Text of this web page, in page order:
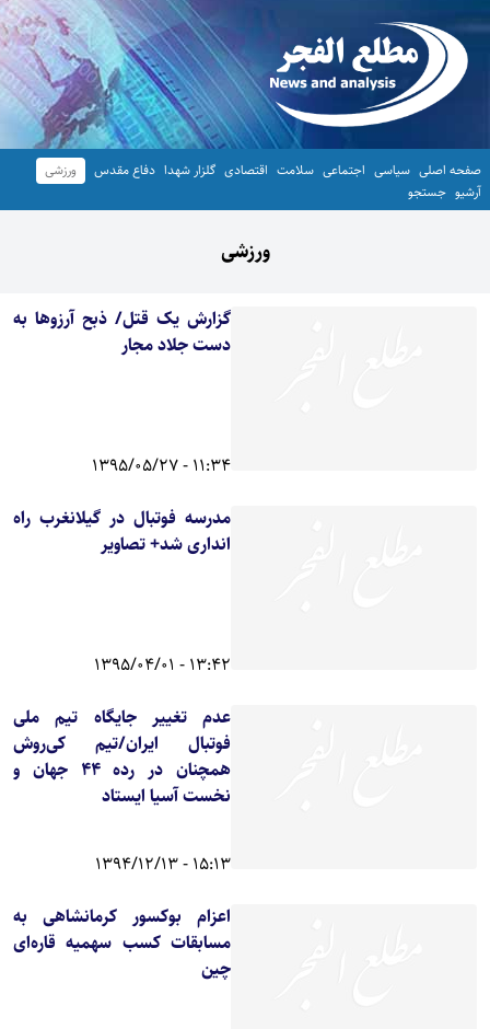
صفحه اصلی سیاسی اجتماعی سلامت اقتصادی گلزار شهدا دفاع مقدس
ورزشی
آرشیو جستجو
ورزشی
گزارش یک قتل/ ذبح آرزوها به
دست جلاد مجار
11:34 - 1395/05/27
مدرسه فوتبال در گیلانغرب راه
انداری شد+ تصاویر
13:42 - 1395/04/01
عدم تغییر جایگاه تیم ملی
فوتبال ایران/تیم کی‌روش
همچنان در رده ۴۴ جهان و
نخست آسیا ایستاد
15:13 - 1394/12/13
اعزام بوکسور کرمانشاهی به
مسابقات کسب سهمیه قاره‌ای
چین